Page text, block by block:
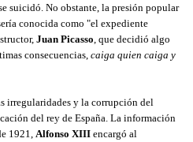
suicidó. No obstante, la presión popular
conocida como "el expediente
Juan Picasso , que decidió algo
consecuencias, caiga quien caiga y
irregularidades y la corrupción del
del rey de España. La información
1921, Alfonso XIII encargó al